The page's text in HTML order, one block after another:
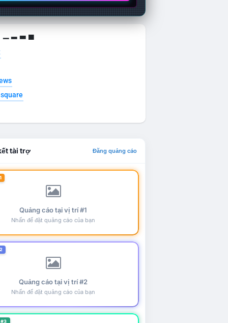
▁ ▂ ▃ ▄
tài trợ Đăng quảng cáo
Quảng cáo tại vị trí #1
Nhấn để đặt quảng cáo của bạn
Quảng cáo tại vị trí #2
Nhấn để đặt quảng cáo của bạn